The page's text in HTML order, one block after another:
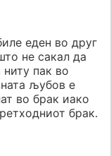
еден во друг
не сакал да
пак во
љубов е
во брак иако
брак.